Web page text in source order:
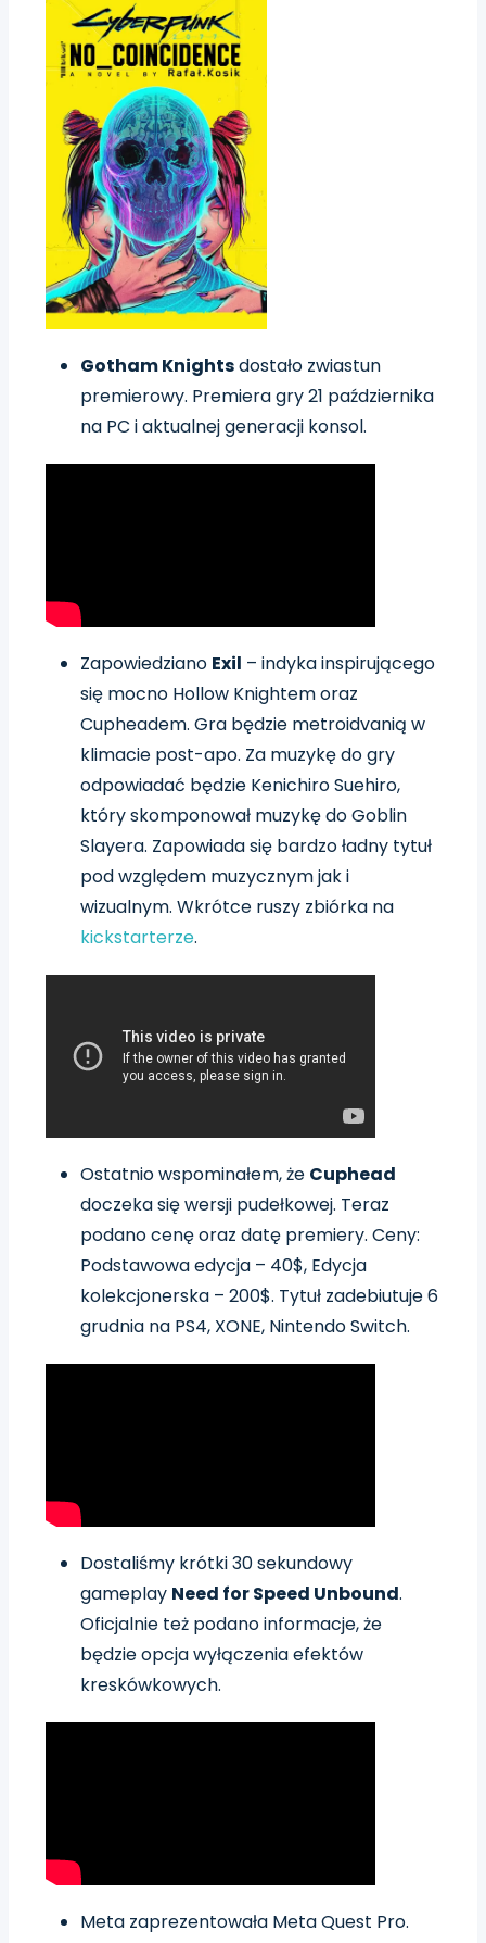
Gotham Knightsdostało zwiastun
premierowy. Premiera gry 21 października
na PC i aktualnej generacji konsol.
Zapowiedziano Exil – indyka inspirującego
się mocno Hollow Knightem oraz
Cupheadem. Gra będzie metroidvanią w
klimacie post-apo. Za muzykę do gry
odpowiadać będzie Kenichiro Suehiro,
który skomponował muzykę do Goblin
Slayera. Zapowiada się bardzo ładny tytuł
pod względem muzycznym jak i
wizualnym. Wkrótce ruszy zbiórka na
kickstarterze.
Ostatnio wspominałem, że Cuphead
doczeka się wersji pudełkowej. Teraz
podano cenę oraz datę premiery. Ceny:
Podstawowa edycja – 40$, Edycja
kolekcjonerska – 200$. Tytuł zadebiutuje 6
grudnia na PS4, XONE, Nintendo Switch.
Dostaliśmy krótki 30 sekundowy
gameplay Need for Speed Unbound.
Oficjalnie też podano informacje, że
będzie opcja wyłączenia efektów
kreskówkowych.
Meta zaprezentowała Meta Quest Pro.